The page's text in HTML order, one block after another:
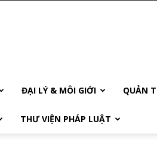
ĐẠI LÝ & MÔI GIỚI QUẢN
THƯ VIỆN PHÁP LUẬT